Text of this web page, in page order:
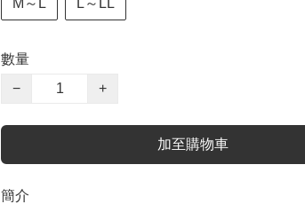
M～L L～LL
數量
−
+
加至購物車
簡介